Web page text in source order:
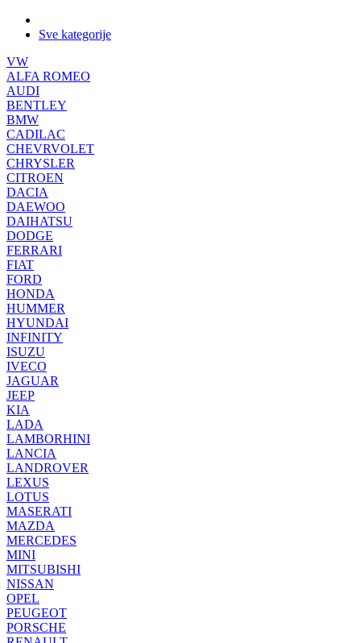
Sve kategorije
VW
ALFA ROMEO
AUDI
BENTLEY
BMW
CADILAC
CHEVRVOLET
CHRYSLER
CITROEN
DACIA
DAEWOO
DAIHATSU
DODGE
FERRARI
FIAT
FORD
HONDA
HUMMER
HYUNDAI
INFINITY
ISUZU
IVECO
JAGUAR
JEEP
KIA
LADA
LAMBORHINI
LANCIA
LANDROVER
LEXUS
LOTUS
MASERATI
MAZDA
MERCEDES
MINI
MITSUBISHI
NISSAN
OPEL
PEUGEOT
PORSCHE